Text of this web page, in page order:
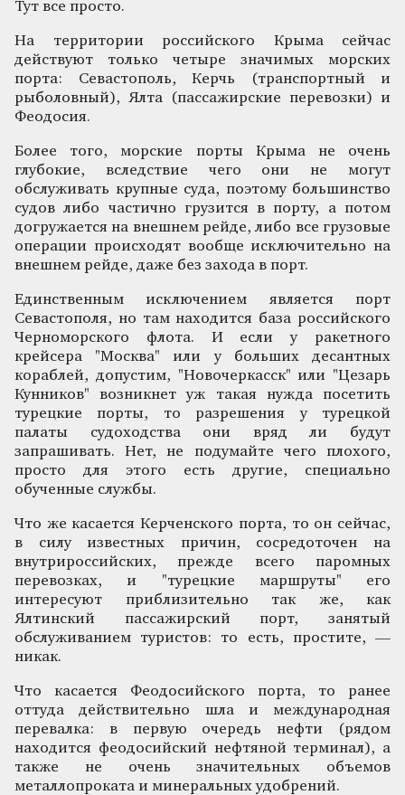
Тут все просто.
На территории российского Крыма сейчас
действуют только четыре значимых морских
порта: Севастополь, Керчь (транспортный и
рыболовный), Ялта (пассажирские перевозки) и
Феодосия.
Более того, морские порты Крыма не очень
глубокие, вследствие чего они не могут
обслуживать крупные суда, поэтому большинство
судов либо частично грузится в порту, а потом
догружается на внешнем рейде, либо все грузовые
операции происходят вообще исключительно на
внешнем рейде, даже без захода в порт.
Единственным исключением является порт
Севастополя, но там находится база российского
Черноморского флота. И если у ракетного
крейсера "Москва" или у больших десантных
кораблей, допустим, "Новочеркасск" или "Цезарь
Кунников" возникнет уж такая нужда посетить
турецкие порты, то разрешения у турецкой
палаты судоходства они вряд ли будут
запрашивать. Нет, не подумайте чего плохого,
просто для этого есть другие, специально
обученные службы.
Что же касается Керченского порта, то он сейчас,
в силу известных причин, сосредоточен на
внутрироссийских, прежде всего паромных
перевозках, и "турецкие маршруты" его
интересуют приблизительно так же, как
Ялтинский пассажирский порт, занятый
обслуживанием туристов: то есть, простите, —
никак.
Что касается Феодосийского порта, то ранее
оттуда действительно шла и международная
перевалка: в первую очередь нефти (рядом
находится феодосийский нефтяной терминал), а
также не очень значительных объемов
металлопроката и минеральных удобрений.